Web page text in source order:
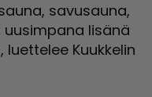
savusauna,
lisänä
luettelee Kuukkelin